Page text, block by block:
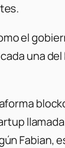
el
una del
Fabian,